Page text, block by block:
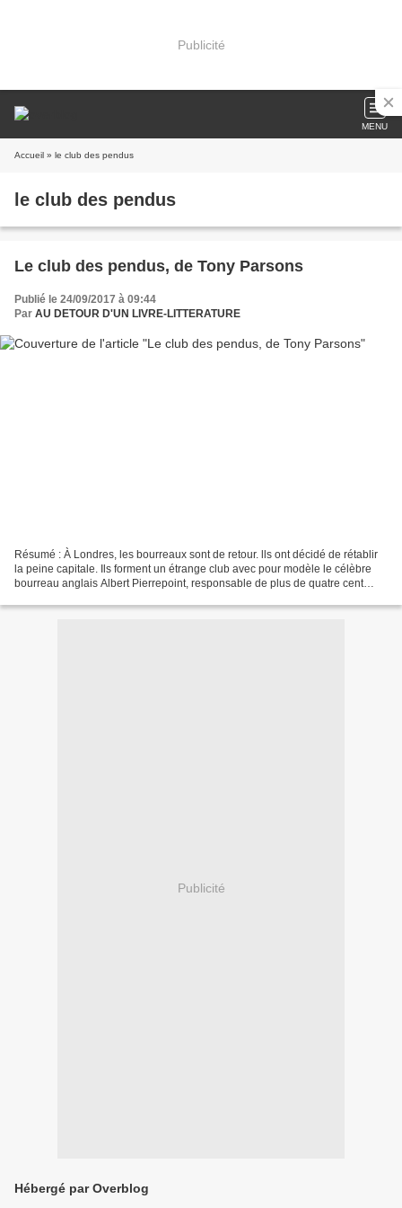
Publicité
MENU
Accueil » le club des pendus
le club des pendus
Le club des pendus, de Tony Parsons
Publié le 24/09/2017 à 09:44
Par AU DETOUR D'UN LIVRE-LITTERATURE
Résumé : À Londres, les bourreaux sont de retour. lls ont décidé de rétablir
la peine capitale. Ils forment un étrange club avec pour modèle le célèbre
bourreau anglais Albert Pierrepoint, responsable de plus de quatre cent
Publicité
Hébergé par Overblog